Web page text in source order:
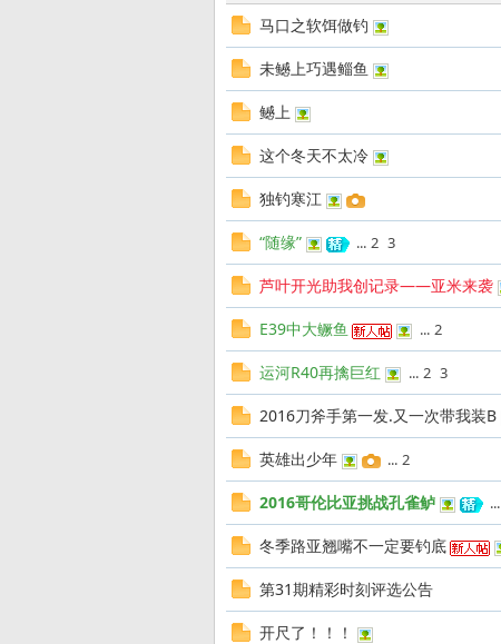
友
马口之软饵做钓
未鳡上巧遇鲻鱼
鳡上
这个冬天不太冷
独钓寒江
“随缘” ... 2 3
芦叶开光助我创记录——亚米来袭
E39中大鳜鱼 ... 2
运河R40再擒巨红 ... 2 3
2016刀斧手第一发.又一次带我装B
英雄出少年 ... 2
2016哥伦比亚挑战孔雀鲈 ...
冬季路亚翘嘴不一定要钓底
第31期精彩时刻评选公告
开尺了！！！